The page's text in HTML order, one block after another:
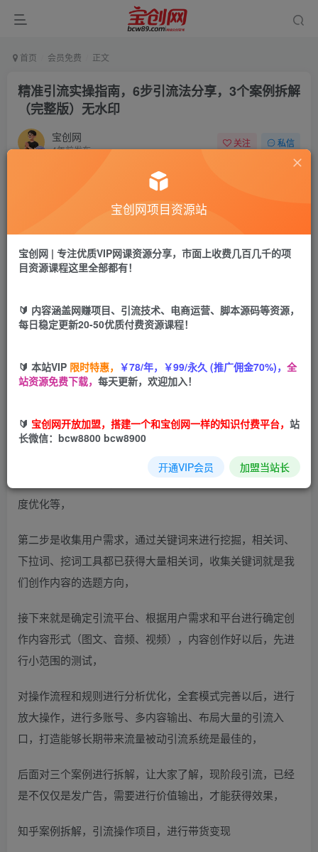
首页 会员免费 正文
精准引流实操指南，6步引流法分享，3个案例拆解
（完整版）无水印
宝创网
4年前发布
关注 私信
宝币9.9 宝币 19.9
立即购买
想要获得精准粉丝，首先需要进行数据的分析，今天采用的
是抖音平台的一款工具，可以分析趋势、相关需求、人群画
像等，特别对于做抖音平台价值巨大，还可以指导账号垂直
度优化等，
第二步是收集用户需求，通过关键词来进行挖掘，相关词、
下拉词、挖词工具都已获得大量相关词，收集关键词就是我
们创作内容的选题方向，
接下来就是确定引流平台、根据用户需求和平台进行确定创
作内容形式（图文、音频、视频），内容创作好以后，先进
行小范围的测试，
对操作流程和规则进行分析优化，全套模式完善以后，进行
放大操作，进行多账号、多内容输出、布局大量的引流入
口，打造能够长期带来流量被动引流系统是最佳的，
后面对三个案例进行拆解，让大家了解，现阶段引流，已经
是不仅仅是发广告，需要进行价值输出，才能获得效果，
知乎案例拆解，引流操作项目，进行带货变现
宝创网项目资源站
宝创网 | 专注优质VIP网课资源分享，市面上收费几百几千的项
目资源课程这里全部都有！
🔰 内容涵盖网赚项目、引流技术、电商运营、脚本源码等资源，
每日稳定更新20-50优质付费资源课程！
🔰 本站VIP 限时特惠， ￥78/年，￥99/永久 (推广佣金70%)， 全
站资源免费下载， 每天更新，欢迎加入！
🔰 宝创网开放加盟，搭建一个和宝创网一样的知识付费平台， 站
长微信：bcw8800 bcw8900
开通VIP会员 加盟当站长